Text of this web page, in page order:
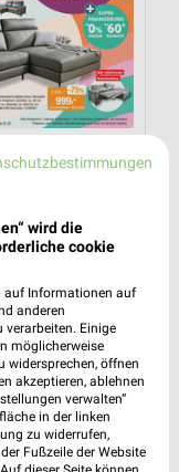
Sale
wird die
cookie
auf Informationen auf
anderen
verarbeiten. Einige
möglicherweise
widersprechen, öffnen
akzeptieren, ablehnen
verwalten“
in der linken
zu widerrufen,
Fußzeile der Website